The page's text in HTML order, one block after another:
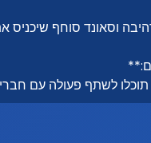
וסאונד סוחף
תוכלו לשתף פעולה עם